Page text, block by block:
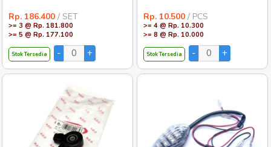
Rp. 186.400 / SET
>= 3 @ Rp. 181.800
>= 5 @ Rp. 177.100
Stok Tersedia
Rp. 10.500 / PCS
>= 4 @ Rp. 10.300
>= 8 @ Rp. 10.000
Stok Tersedia